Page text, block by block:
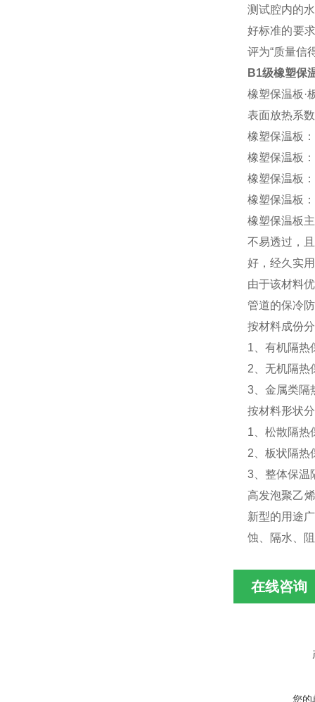
测试腔内的
好标准的要
评为“质量信
B1级橡塑保
橡塑保温板·
表面放热系
橡塑保温板
橡塑保温板
橡塑保温板
橡塑保温板
橡塑保温板
不易透过，
好，经久实
由于该材料
管道的保冷
按材料成份
1、有机隔热
2、无机隔热
3、金属类隔
按材料形状
1、松散隔热
2、板状隔热
3、整体保温
高发泡聚乙
新型的用途
蚀、隔水、
在线咨询
您的